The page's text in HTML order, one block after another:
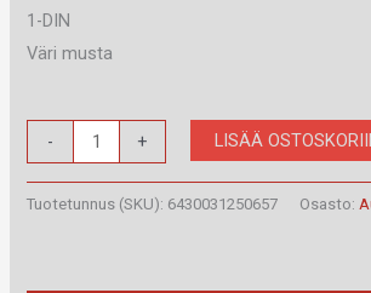
1-DIN
Väri musta
-
40.090
määrä
+ LISÄÄ
Tuotetunnus (SKU): 6430031250657 Osasto: